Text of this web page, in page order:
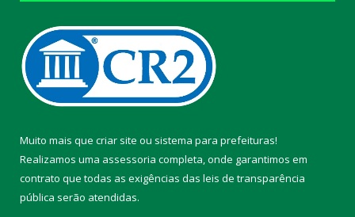
Muito mais que criar site ou sistema para prefeituras!
Realizamos uma assessoria completa, onde garantimos em
contrato que todas as exigências das leis de transparência
pública serão atendidas.